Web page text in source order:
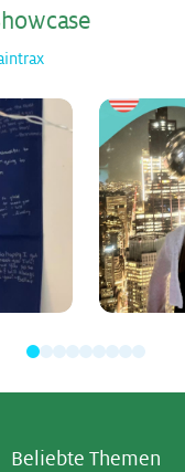
Be­lieb­te The­men